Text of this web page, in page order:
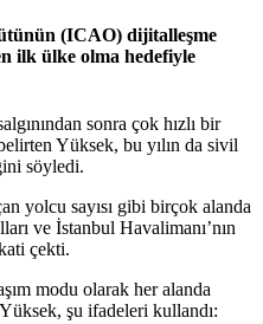
(ICAO) dijitalleşme
ilk ülke olma hedefiyle
sonra çok hızlı bir
Yüksek, bu yılın da sivil
söyledi.
yolcu sayısı gibi birçok alanda
ve İstanbul Havalimanı’nın
çekti.
modu olarak her alanda
şu ifadeleri kullandı: